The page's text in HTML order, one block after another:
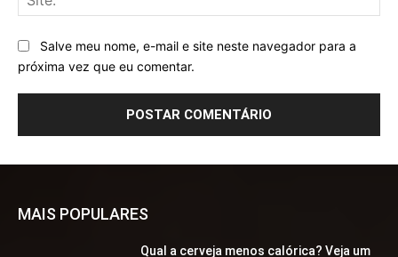
Salve meu nome, e-mail e site neste navegador para a
próxima vez que eu comentar.
MAIS POPULARES
Qual a cerveja menos calórica? Veja um